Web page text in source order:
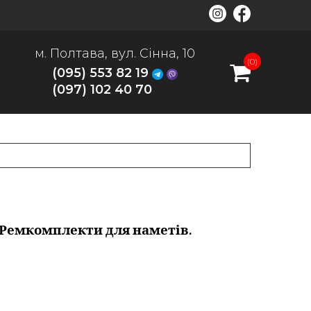
м. Полтава, вул. Сінна, 10
(095) 553 82 19
(097) 102 40 70
(0)
для наметів.